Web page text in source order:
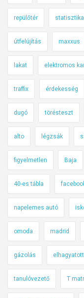
repülőtér statisztika
útfelújítás maxxus
lakat elektromos
traffix érdekesség
dugó törésteszt
alto légzsák
figyelmetlen Baja
40-es tábla
napelemes autó
omoda madrid
gázolás elhagyatott
tanulóvezető T